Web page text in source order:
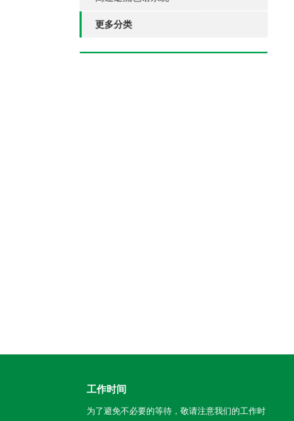
更多分类
工作时间
为了避免不必要的等待，敬请注意我们的工作时